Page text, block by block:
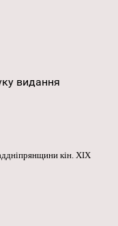
видання
кін. ХІХ